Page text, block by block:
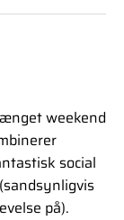
weekend
social
på).